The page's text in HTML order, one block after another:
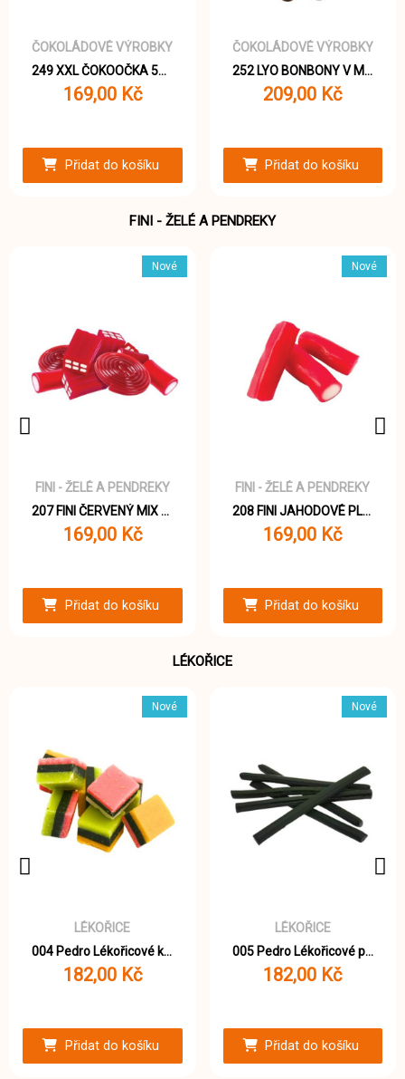
ČOKOLÁDOVÉ VÝROBKY
249 XXL ČOKOOČKA 500g
169,00 Kč
Přidat do košíku
ČOKOLÁDOVÉ VÝROBKY
252 LYO BONBONY V MLÉČNÉ ČOKOLÁDĚ 400g
209,00 Kč
Přidat do košíku
FINI - ŽELÉ A PENDREKY
Nové
FINI - ŽELÉ A PENDREKY
207 FINI ČERVENÝ MIX pendreků 1000g
169,00 Kč
Přidat do košíku
Nové
FINI - ŽELÉ A PENDREKY
208 FINI JAHODOVÉ PLNĚNÉ PENDREKY 1000g
169,00 Kč
Přidat do košíku
LÉKOŘICE
Nové
LÉKOŘICE
004 Pedro Lékořicové kostky 1000g
182,00 Kč
Přidat do košíku
Nové
LÉKOŘICE
005 Pedro Lékořicové pendreky 1000g
182,00 Kč
Přidat do košíku